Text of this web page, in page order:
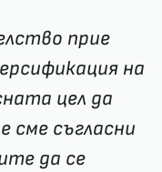
прие
на
цел да
сме съгласни
да се